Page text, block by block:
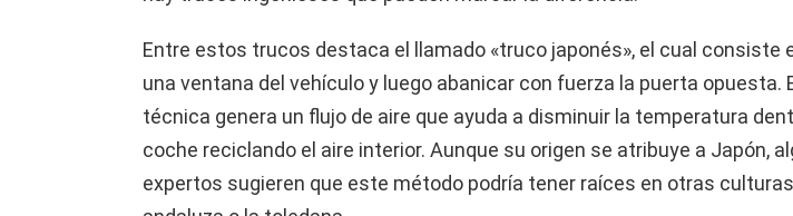
Entre estos trucos destaca el llamado «truco japonés», el cual consiste
una ventana del vehículo y luego abanicar con fuerza la puerta opuesta.
técnica genera un flujo de aire que ayuda a disminuir la temperatura
coche reciclando el aire interior. Aunque su origen se atribuye a Japón,
expertos sugieren que este método podría tener raíces en otras